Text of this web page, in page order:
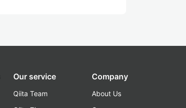
Our service
Qiita Team
Company
About Us